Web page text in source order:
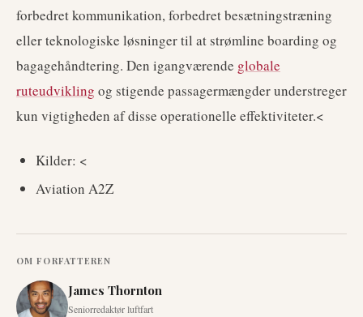
forbedret kommunikation, forbedret besætningstræning
eller teknologiske løsninger til at strømline boarding og
bagagehåndtering. Den igangværende globale
ruteudvikling og stigende passagermængder understreger
kun vigtigheden af disse operationelle effektiviteter.<
Kilder: <
Aviation A2Z
OM FORFATTEREN
James Thornton
Seniorredaktør luftfart